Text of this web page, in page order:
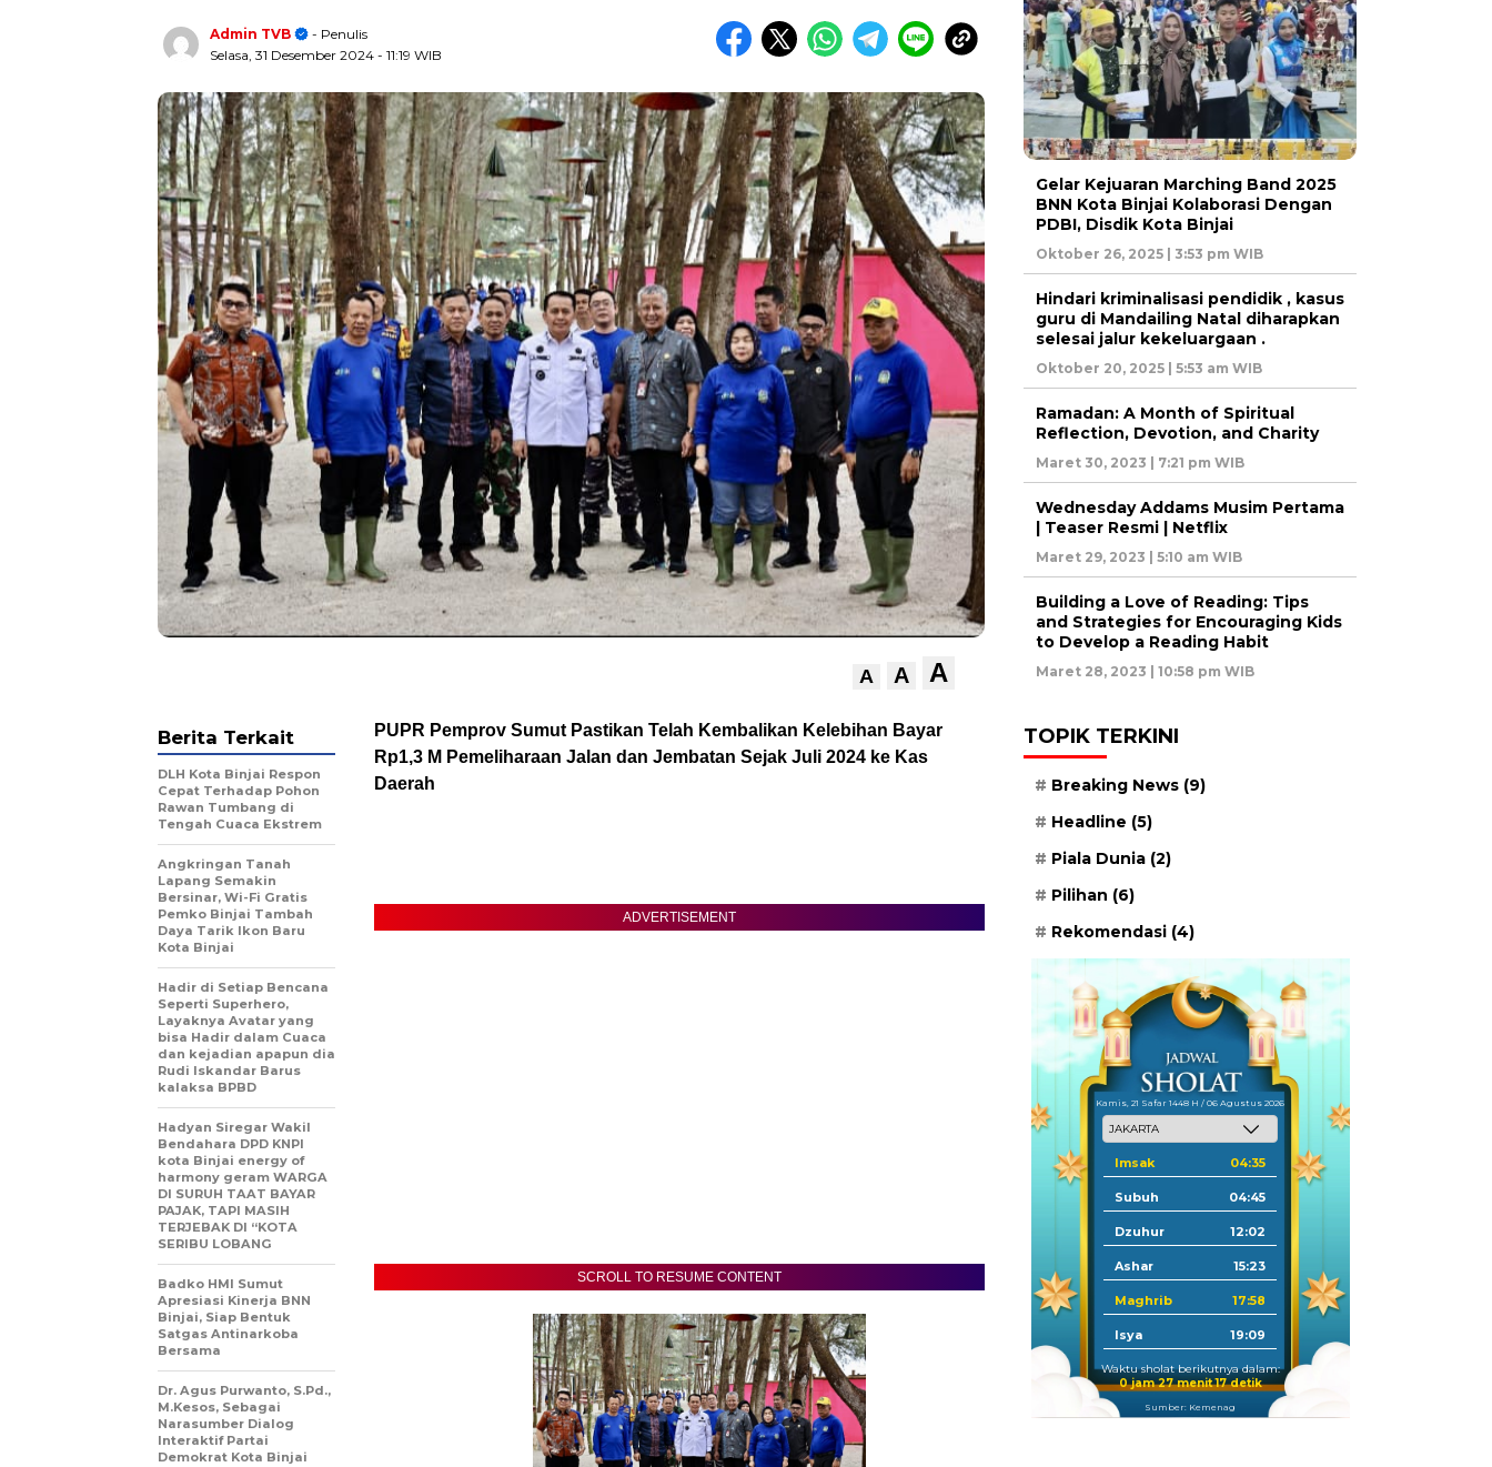
Admin TVB
- Penulis
Selasa, 31 Desember 2024 - 11:19 WIB
A A A
PUPR Pemprov Sumut Pastikan Telah Kembalikan Kelebihan Bayar
Rp1,3 M Pemeliharaan Jalan dan Jembatan Sejak Juli 2024 ke Kas
Daerah
ADVERTISEMENT
SCROLL TO RESUME CONTENT
Berita Terkait
DLH Kota Binjai Respon
Cepat Terhadap Pohon
Rawan Tumbang di
Tengah Cuaca Ekstrem
Angkringan Tanah
Lapang Semakin
Bersinar, Wi-Fi Gratis
Pemko Binjai Tambah
Daya Tarik Ikon Baru
Kota Binjai
Hadir di Setiap Bencana
Seperti Superhero,
Layaknya Avatar yang
bisa Hadir dalam Cuaca
dan kejadian apapun dia
Rudi Iskandar Barus
kalaksa BPBD
Hadyan Siregar Wakil
Bendahara DPD KNPI
kota Binjai energy of
harmony geram WARGA
DI SURUH TAAT BAYAR
PAJAK, TAPI MASIH
TERJEBAK DI “KOTA
SERIBU LOBANG
Badko HMI Sumut
Apresiasi Kinerja BNN
Binjai, Siap Bentuk
Satgas Antinarkoba
Bersama
Dr. Agus Purwanto, S.Pd.,
M.Kesos, Sebagai
Narasumber Dialog
Interaktif Partai
Demokrat Kota Binjai
Gelar Kejuaran Marching Band 2025
BNN Kota Binjai Kolaborasi Dengan
PDBI, Disdik Kota Binjai
Oktober 26, 2025 | 3:53 pm WIB
Hindari kriminalisasi pendidik , kasus
guru di Mandailing Natal diharapkan
selesai jalur kekeluargaan .
Oktober 20, 2025 | 5:53 am WIB
Ramadan: A Month of Spiritual
Reflection, Devotion, and Charity
Maret 30, 2023 | 7:21 pm WIB
Wednesday Addams Musim Pertama
| Teaser Resmi | Netflix
Maret 29, 2023 | 5:10 am WIB
Building a Love of Reading: Tips
and Strategies for Encouraging Kids
to Develop a Reading Habit
Maret 28, 2023 | 10:58 pm WIB
TOPIK TERKINI
Breaking News (9)
Headline (5)
Piala Dunia (2)
Pilihan (6)
Rekomendasi (4)
Kamis, 21 Safar 1448 H / 06 Agustus 2026
Imsak 04:35
Subuh 04:45
Dzuhur 12:02
Ashar 15:23
Maghrib 17:58
Isya 19:09
Waktu sholat berikutnya dalam:
0 jam 27 menit 16 detik
Sumber: Kemenag